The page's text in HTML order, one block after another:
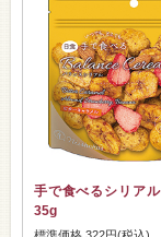
手で食べるシリア
35g